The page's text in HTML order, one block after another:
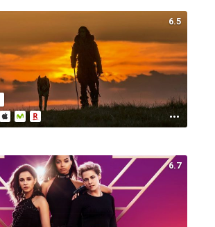
6.5
6.7